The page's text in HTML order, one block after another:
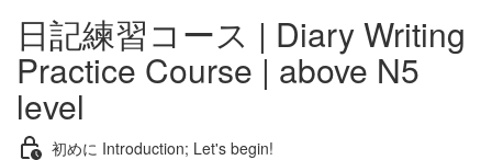
日記練習コース | Diary Writing
Practice Course | above N5
level
初めに Introduction; Let's begin!